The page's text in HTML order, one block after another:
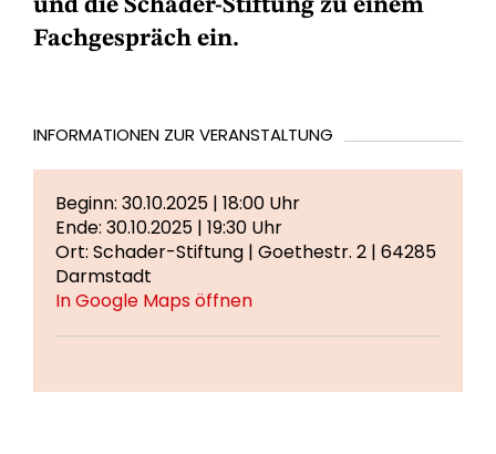
und die Schader-Stiftung zu einem
Fachgespräch ein.
INFORMATIONEN ZUR VERANSTALTUNG
Beginn: 30.10.2025 | 18:00 Uhr
Ende: 30.10.2025 | 19:30 Uhr
Ort: Schader-Stiftung | Goethestr. 2 | 64285
Darmstadt
In Google Maps öffnen